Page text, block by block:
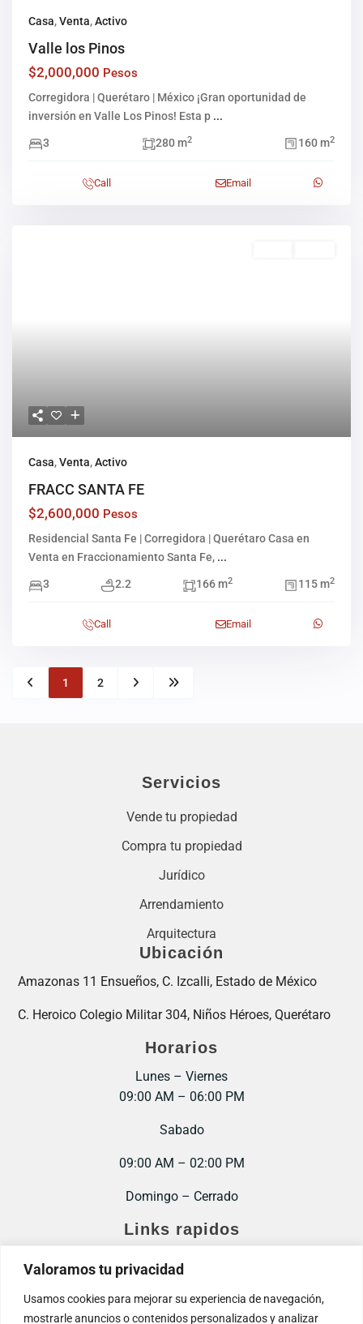
Valoramos tu privacidad
Usamos cookies para mejorar su experiencia de navegación,
mostrarle anuncios o contenidos personalizados y analizar
Casa,Venta,Activo
Valle los Pinos
$2,000,000 Pesos
Corregidora | Querétaro | México ¡Gran oportunidad de
inversión en Valle Los Pinos! Esta p ...
3 280 m2 160 m2
Call Email
Casa,Venta,Activo
FRACC SANTA FE
$2,600,000 Pesos
Residencial Santa Fe | Corregidora | Querétaro Casa en
Venta en Fraccionamiento Santa Fe, ...
3 2.2 166 m2 115 m2
Call Email
1 2
Servicios
Vende tu propiedad
Compra tu propiedad
Jurídico
Arrendamiento
Arquitectura
Ubicación
Amazonas 11 Ensueños, C. Izcalli, Estado de México
C. Heroico Colegio Militar 304, Niños Héroes, Querétaro
Horarios
Lunes – Viernes
09:00 AM – 06:00 PM
Sabado
09:00 AM – 02:00 PM
Domingo – Cerrado
Links rapidos
Inicio